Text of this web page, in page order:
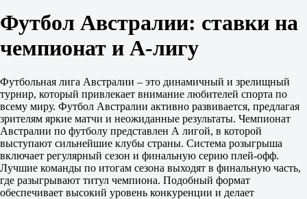
1.60
2.20
Обе забьют
Да
Нет
2.30
ИТ 1
Б
М
0.5
1.13
4.80
ИТ 2
Б
Футбол Австралии: ставки на
чемпионат и А-лигу
Футбольная лига Австралии – это динамичный и зрелищный
турнир, который привлекает внимание любителей спорта по
всему миру. Футбол Австралии активно развивается, предлагая
зрителям яркие матчи и неожиданные результаты. Чемпионат
Австралии по футболу представлен А лигой, в которой
выступают сильнейшие клубы страны. Система розыгрыша
включает регулярный сезон и финальную серию плей-офф.
Лучшие команды по итогам сезона выходят в финальную часть,
где разыгрывают титул чемпиона. Подобный формат
обеспечивает высокий уровень конкуренции и делает